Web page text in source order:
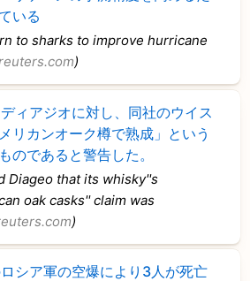
いる
to sharks to improve hurricane
)
ィアジオに対し、同社のウイス
リカンオーク樽で熟成」という
のであると警告した。
Diageo that its whisky''s
oak casks'' claim was
)
シア軍の空爆により3人が死亡